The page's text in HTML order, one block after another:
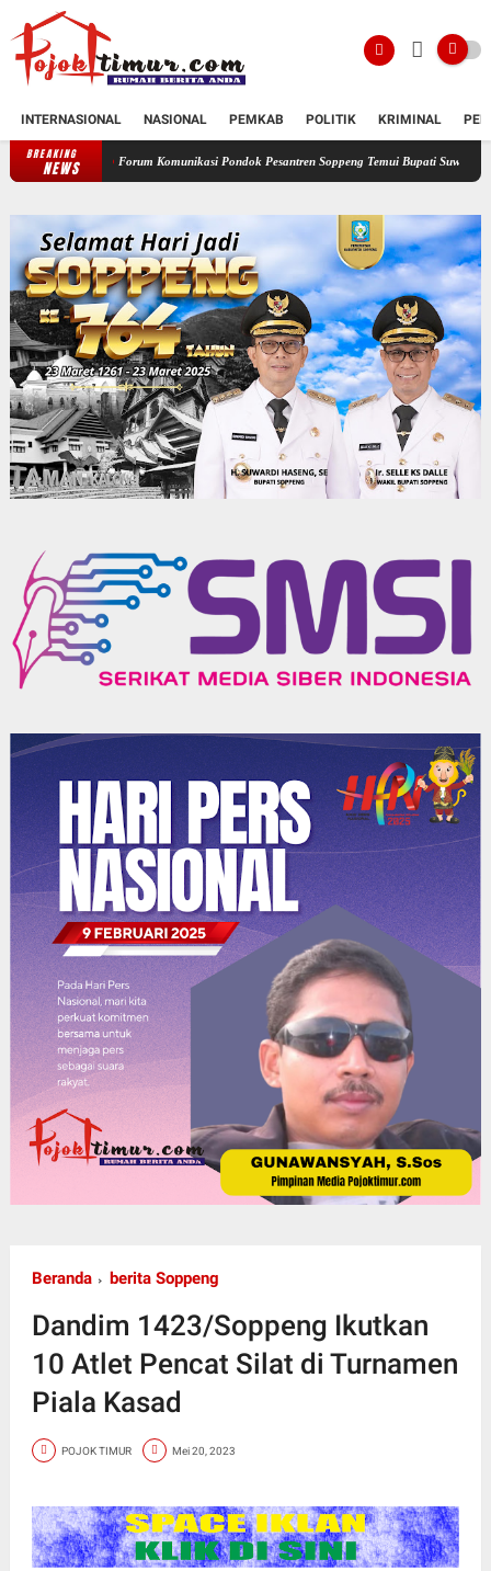
INTERNASIONAL NASIONAL PEMKAB POLITIK KRIMINAL
BREAKING
NEWS
Forum Komunikasi Pondok Pesantren Soppeng Temui Bupati Suwardi Haseng
Beranda berita Soppeng
Dandim 1423/Soppeng Ikutkan
10 Atlet Pencat Silat di Turnamen
Piala Kasad
POJOK TIMUR Mei 20, 2023